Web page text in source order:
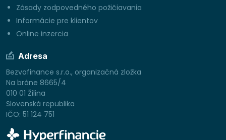
Zásady zodpovedného požičiavania
Informácie pre klientov
Online inzercia
Adresa
Bezvafinance s.r.o., organizačná zložka
Na bráne 8665/4
010 01 Žilina
Slovenská republika
IČO: 51 124 751